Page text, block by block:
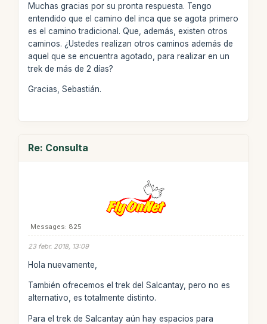
Muchas gracias por su pronta respuesta. Tengo
entendido que el camino del inca que se agota primero
es el camino tradicional. Que, además, existen otros
caminos. ¿Ustedes realizan otros caminos además de
aquel que se encuentra agotado, para realizar en un
trek de más de 2 días?
Gracias, Sebastián.
Re: Consulta
Messages: 825
23 febr. 2018, 13:09
Hola nuevamente,
También ofrecemos el trek del Salcantay, pero no es
alternativo, es totalmente distinto.
Para el trek de Salcantay aún hay espacios para